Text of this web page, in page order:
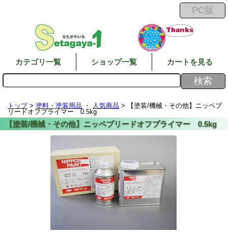
カテゴリ一覧 ショップ一覧 カートを見る
トップ> 塗料・塗装用品 ・ 人気商品 > 【塗装/機械・その他】ニッペブ
リードオフプライマー 0.5kg